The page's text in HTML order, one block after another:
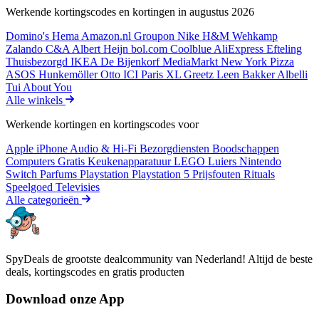
Werkende kortingscodes en kortingen in augustus 2026
Domino's Hema Amazon.nl Groupon Nike H&M Wehkamp
Zalando C&A Albert Heijn bol.com Coolblue AliExpress Efteling
Thuisbezorgd IKEA De BijenkorfMediaMarkt New York Pizza
ASOS HunkemöllerOtto ICI Paris XL Greetz Leen BakkerAlbelli
Tui About You
Alle winkels
Werkende kortingen en kortingscodes voor
Apple iPhone Audio & Hi-Fi Bezorgdiensten Boodschappen
Computers Gratis KeukenapparatuurLEGO Luiers Nintendo
Switch Parfums Playstation Playstation 5 Prijsfouten Rituals
Speelgoed Televisies
Alle categorieën
SpyDeals de grootste dealcommunity van Nederland! Altijd de beste
deals, kortingscodes en gratis producten
Download onze App